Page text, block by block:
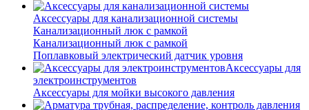
Аксессуары для канализационной системы
Канализационный люк с рамкой
Канализационный люк с рамкой
Поплавковый электрический датчик уровня
Аксессуары для
электроинструментов
Аксессуары для мойки высокого давления